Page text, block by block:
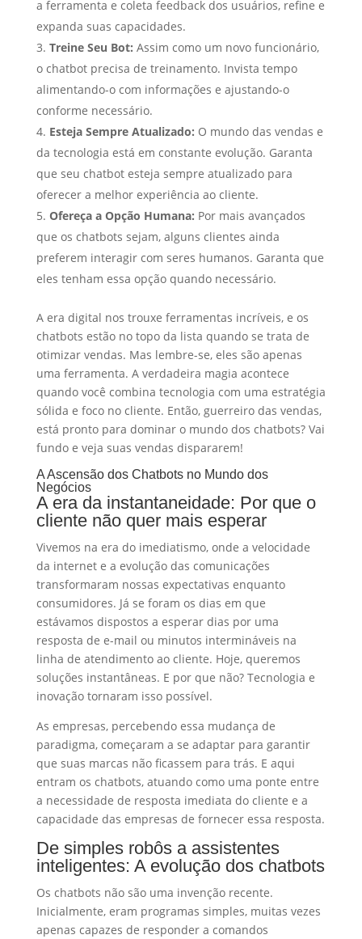
a ferramenta e coleta feedback dos usuários, refine e
expanda suas capacidades.
Treine Seu Bot: Assim como um novo funcionário,
o chatbot precisa de treinamento. Invista tempo
alimentando-o com informações e ajustando-o
conforme necessário.
Esteja Sempre Atualizado: O mundo das vendas e
da tecnologia está em constante evolução. Garanta
que seu chatbot esteja sempre atualizado para
oferecer a melhor experiência ao cliente.
Ofereça a Opção Humana: Por mais avançados
que os chatbots sejam, alguns clientes ainda
preferem interagir com seres humanos. Garanta que
eles tenham essa opção quando necessário.
A era digital nos trouxe ferramentas incríveis, e os
chatbots estão no topo da lista quando se trata de
otimizar vendas. Mas lembre-se, eles são apenas
uma ferramenta. A verdadeira magia acontece
quando você combina tecnologia com uma estratégia
sólida e foco no cliente. Então, guerreiro das vendas,
está pronto para dominar o mundo dos chatbots? Vai
fundo e veja suas vendas dispararem!
A Ascensão dos Chatbots no Mundo dos
Negócios
A era da instantaneidade: Por que o
cliente não quer mais esperar
Vivemos na era do imediatismo, onde a velocidade
da internet e a evolução das comunicações
transformaram nossas expectativas enquanto
consumidores. Já se foram os dias em que
estávamos dispostos a esperar dias por uma
resposta de e-mail ou minutos intermináveis na
linha de atendimento ao cliente. Hoje, queremos
soluções instantâneas. E por que não? Tecnologia e
inovação tornaram isso possível.
As empresas, percebendo essa mudança de
paradigma, começaram a se adaptar para garantir
que suas marcas não ficassem para trás. E aqui
entram os chatbots, atuando como uma ponte entre
a necessidade de resposta imediata do cliente e a
capacidade das empresas de fornecer essa resposta.
De simples robôs a assistentes
inteligentes: A evolução dos chatbots
Os chatbots não são uma invenção recente.
Inicialmente, eram programas simples, muitas vezes
apenas capazes de responder a comandos